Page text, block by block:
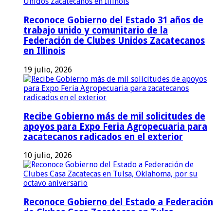
Reconoce Gobierno del Estado 31 años de
trabajo unido y comunitario de la
Federación de Clubes Unidos Zacatecanos
en Illinois
19 julio, 2026
Recibe Gobierno más de mil solicitudes de
apoyos para Expo Feria Agropecuaria para
zacatecanos radicados en el exterior
10 julio, 2026
Reconoce Gobierno del Estado a Federación